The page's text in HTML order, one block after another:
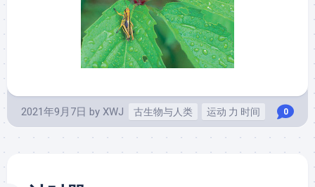
2021年9月7日 by XWJ 古生物与人类 运动 力 时间 0